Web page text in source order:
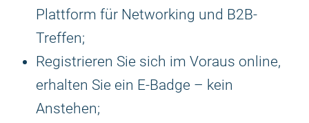
Plattform für Networking und B2B-
Treffen;
Registrieren Sie sich im Voraus online,
erhalten Sie ein E-Badge – kein
Anstehen;